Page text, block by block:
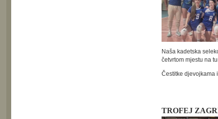
Naša kadetska
četvrtom mjestu na
Čestitke djevojkama
TROFEJ